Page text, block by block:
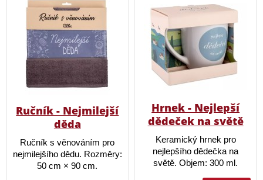
Ručník - Nejmilejší
děda
Ručník s věnováním pro
nejmilejšího dědu. Rozměry:
50 cm × 90 cm.
Hrnek - Nejlepší
dědeček na světě
Keramický hrnek pro
nejlepšího dědečka na
světě. Objem: 300 ml.